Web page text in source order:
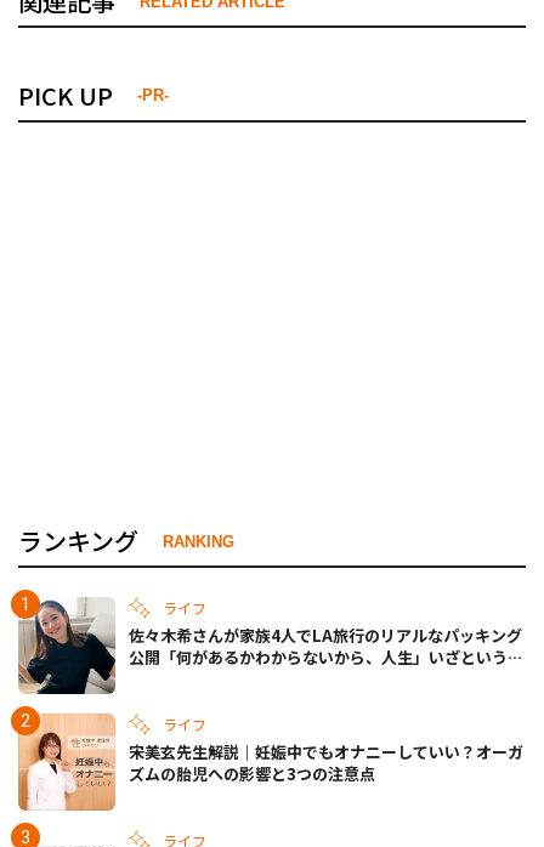
PICK UP -PR-
ランキング RANKING
ライフ
佐々木希さんが家族4人でLA旅行のリアルなパッキング
公開「何があるかわからないから、人生」いざというと
ライフ
宋美玄先生解説｜妊娠中でもオナニーしていい？オーガ
ズムの胎児への影響と3つの注意点
ライフ